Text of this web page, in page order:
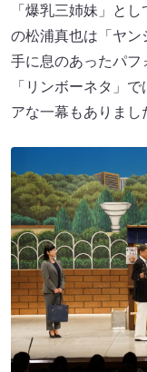
「爆乳三姉妹」と
の松浦真也は「ヤン
手に息のあったパフ
「リンボーネタ」
アな一幕もありまし